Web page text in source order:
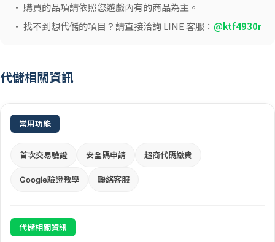
• 購買的品項請依照您遊戲內有的商品為主。
• 找不到想代儲的項目？請直接洽詢 LINE 客服： @ktf4930r
代儲相關資訊
常用功能
首次交易驗證 安全碼申請 超商代碼繳費
Google驗證教學 聯絡客服
代儲相關資訊